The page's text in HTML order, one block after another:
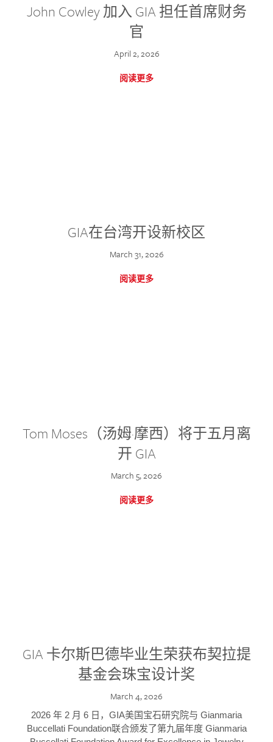
John Cowley 加入 GIA 担任首席财务
官
April 2, 2026
阅读更多
GIA在台湾开设新校区
March 31, 2026
阅读更多
Tom Moses（汤姆·摩西）将于五月离
开 GIA
March 5, 2026
阅读更多
GIA 卡尔斯巴德毕业生荣获布契拉提
基金会珠宝设计奖
March 4, 2026
2026 年 2 月 6 日，GIA美国宝石研究院与 Gianmaria
Buccellati Foundation联合颁发了第九届年度 Gianmaria